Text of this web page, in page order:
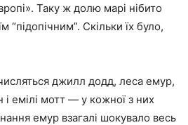
Таку ж долю марі нібито
“підопічним”. Скільки їх було,
джилл додд, леса емур,
емілі мотт — у кожної з них
емур взагалі шокувало весь